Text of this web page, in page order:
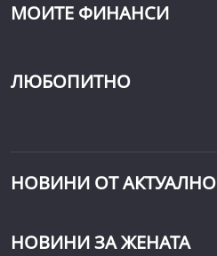
МОИТЕ ФИНАНСИ
ЛЮБОПИТНО
НОВИНИ ОТ АКТУАЛНО
НОВИНИ ЗА ЖЕНАТА